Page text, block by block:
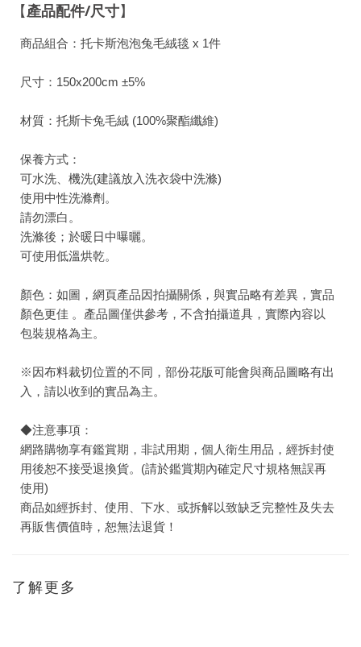
【 產品配件/尺寸】
商品組合：托卡斯泡泡兔毛絨毯 x 1件
尺寸：150x200cm ±5%
材質：托斯卡兔毛絨 (100%聚酯纖維)
保養方式：
可水洗、機洗(建議放入洗衣袋中洗滌)
使用中性洗滌劑。
請勿漂白。
洗滌後；於暖日中曝曬。
可使用低溫烘乾。
顏色：如圖，網頁產品因拍攝關係，與實品略有差異，實品
顏色更佳 。產品圖僅供參考，不含拍攝道具，實際內容以
包裝規格為主。
※因布料裁切位置的不同，部份花版可能會與商品圖略有出
入，請以收到的實品為主。
◆注意事項：
網路購物享有鑑賞期，非試用期，個人衛生用品，經拆封使
用後恕不接受退換貨。(請於鑑賞期內確定尺寸規格無誤再
使用)
商品如經拆封、使用、下水、或拆解以致缺乏完整性及失去
再販售價值時，恕無法退貨！
了解更多